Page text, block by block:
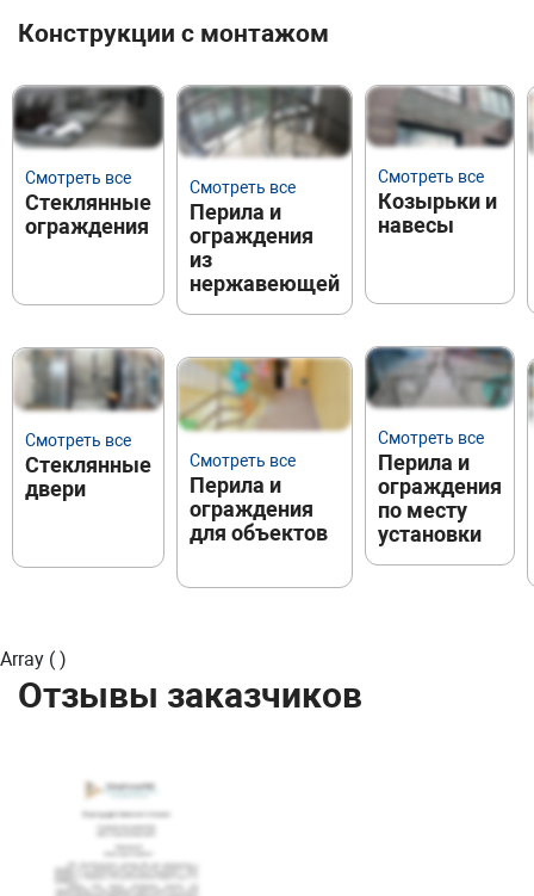
Конструкции с монтажом
Смотреть все
Стеклянные
ограждения
Смотреть все
Стеклянные
двери
Смотреть все
Перила и
ограждения
из
нержавеющей
Смотреть все
Перила и
ограждения
для объектов
Смотреть все
Козырьки и
навесы
Смотреть все
Перила и
ограждения
по месту
установки
Array ( )
Отзывы заказчиков